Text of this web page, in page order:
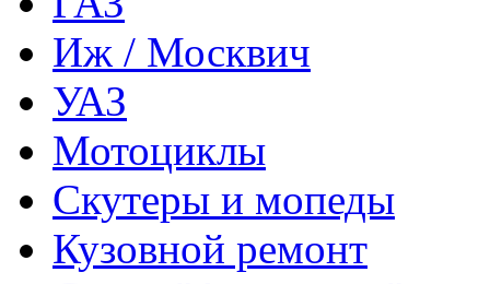
Иж / Москвич
УАЗ
Мотоциклы
Скутеры и мопеды
Кузовной ремонт